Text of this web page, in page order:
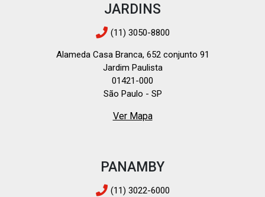
JARDINS
(11) 3050-8800
Alameda Casa Branca, 652 conjunto 91
Jardim Paulista
01421-000
São Paulo - SP
Ver Mapa
PANAMBY
(11) 3022-6000